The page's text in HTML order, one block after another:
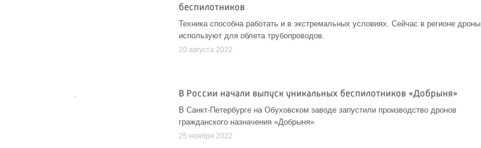
беспилотников
Техника способна работать и в экстремальных условиях. Сейчас в регионе дроны
используют для облета трубопроводов.
20 августа 2022
В России начали выпуск уникальных беспилотников «Добрыня»
В Санкт-Петербурге на Обуховском заводе запустили производство дронов
гражданского назначения «Добрыня»
25 ноября 2022